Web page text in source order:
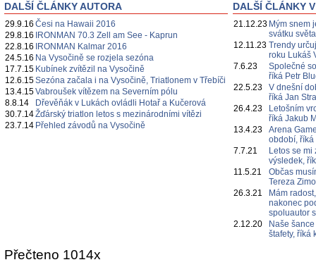
DALŠÍ ČLÁNKY AUTORA
29.9.16 Česi na Hawaii 2016
29.8.16 IRONMAN 70.3 Zell am See - Kaprun
22.8.16 IRONMAN Kalmar 2016
24.5.16 Na Vysočině se rozjela sezóna
17.7.15 Kubínek zvítězil na Vysočině
12.6.15Sezóna začala i na Vysočině, Triatlonem v Třebíči
13.4.15Vabroušek vítězem na Severním pólu
8.8.14
Dřevěňák v Lukách ovládli Hotař a Kučerová
30.7.14Žďárský triatlon letos s mezinárodními vítězi
23.7.14 Přehled závodů na Vysočině
DALŠÍ ČLÁNKY
21.12.23 Mým snem
svátku
12.11.23 Trendy
roku Lukáš
7.6.23
Společné
říká Petr
22.5.23
V dnešní
říká Jan
26.4.23
Letošním
říká Jakub
13.4.23
Arena
období,
7.7.21
Letos se
výsledek,
11.5.21
Občas
Tereza
26.3.21
Mám
nakonec
spoluautor
2.12.20
Naše
štafety, říká
Přečteno 1014x